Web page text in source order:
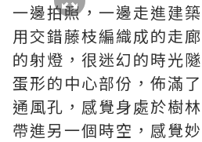
一邊拍照，一邊走進建
用交錯藤枝編織成的走
的射燈，很迷幻的時光
蛋形的中心部份，佈滿
通風孔，感覺身處於樹
帶進另一個時空，感覺妙